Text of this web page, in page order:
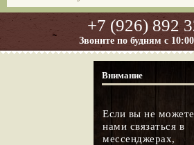
+7 (926) 892
Звоните по будням с
Внимание
Если вы не
нами связаться в
мессенджерах,